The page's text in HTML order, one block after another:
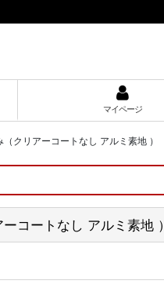
マイページ
クリアーコートなし アルミ素地 ）
コートなし アルミ素地 ）